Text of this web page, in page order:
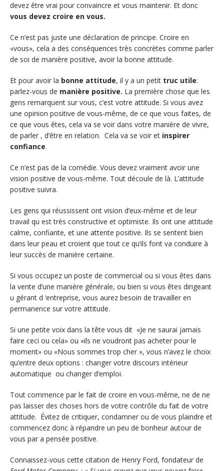
devez être vrai pour convaincre et vous maintenir. Et donc
vous devez croire en vous.
Ce n’est pas juste une déclaration de principe. Croire en
«vous», cela a des conséquences très concrètes comme parler
de soi de manière positive, avoir la bonne attitude.
Et pour avoir la bonne attitude, il y a un petit truc utile:
parlez-vous de manière positive. La première chose que les
gens remarquent sur vous, c’est votre attitude. Si vous avez
une opinion positive de vous-même, de ce que vous faites, de
ce que vous êtes, cela va se voir dans votre manière de vivre,
de parler , d’être en relation. Cela va se voir et inspirer
confiance.
Ce n’est pas de la comédie. Vous devez vraiment avoir une
vision positive de vous-même. Tout découle de là. L’attitude
positive suivra.
Les gens qui réussissent ont vision d’eux-même et de leur
travail qu est très constructive et optimiste. Ils ont une attitude
calme, confiante, et une attente positive. Ils se sentent bien
dans leur peau et croient que tout ce qu’ils font va conduire à
leur succès de manière certaine.
Si vous occupez un poste de commercial ou si vous êtes dans
la vente d’une manière générale, ou bien si vous êtes dirigeant
u gérant d ‘entreprise, vous aurez besoin de travailler en
permanence sur votre attitude.
Si une petite voix dans la tête vous dit «Je ne saurai jamais
faire ceci ou cela» ou «ils ne voudront pas acheter pour le
moment» ou «Nous sommes trop cher », vous n’avez le choix
qu’entre deux options : changer votre discours intérieur
automatique ou changer d’emploi.
Tout commence par le fait de croire en vous-même, ne de ne
pas laisser des choses hors de votre contrôle du fait de votre
attitude. Évitez de critiquer, condamner ou de vous plaindre et
commencez donc à répandre un peu de bonheur autour de
vous par a pensée positive.
Connaissez-vous cette citation de Henry Ford, fondateur de